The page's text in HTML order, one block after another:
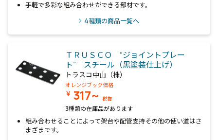
手軽で多彩な組み合わせができる部材です。
4種類の商品一覧へ
ＴＲＵＳＣＯ “ジョイントプレー
ト” スチール（黒塗装仕上げ）
トラスコ中山（株）
オレンジブック価格
￥ 317~ 税抜
3種類の在庫品があります
組み合わせることによって架台や配管支持その他の使い道はさ
まざまです。